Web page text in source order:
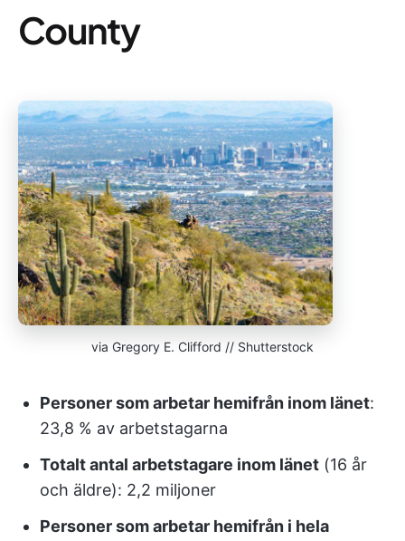
County
via Gregory E. Clifford // Shutterstock
Personer som arbetar hemifrån inom länet:
23,8 % av arbetstagarna
Totalt antal arbetstagare inom länet (16 år
och äldre): 2,2 miljoner
Personer som arbetar hemifrån i hela